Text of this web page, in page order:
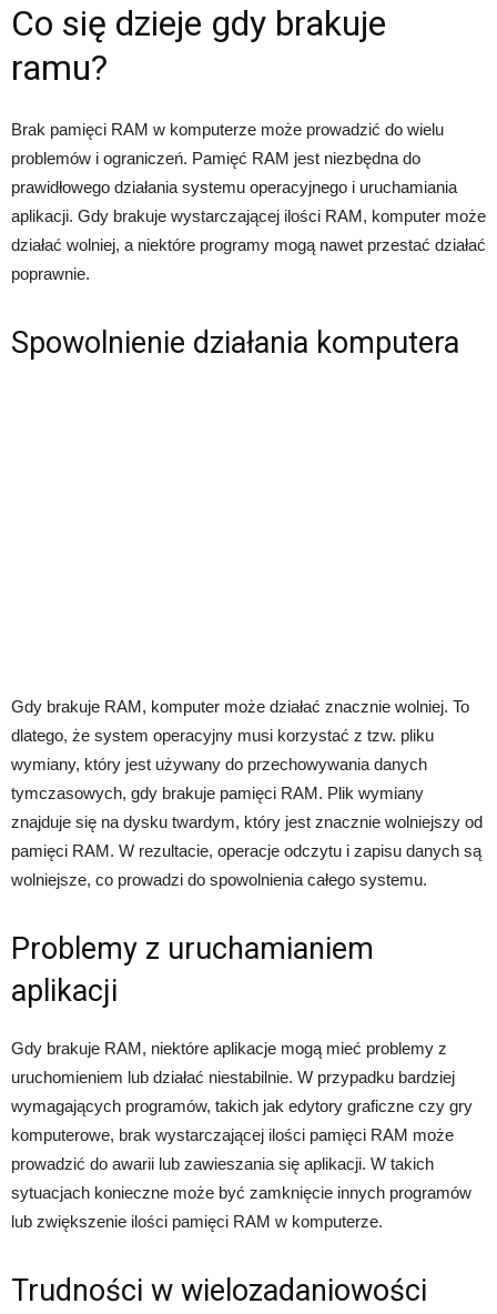
Co się dzieje gdy brakuje
ramu?
Brak pamięci RAM w komputerze może prowadzić do wielu
problemów i ograniczeń. Pamięć RAM jest niezbędna do
prawidłowego działania systemu operacyjnego i uruchamiania
aplikacji. Gdy brakuje wystarczającej ilości RAM, komputer może
działać wolniej, a niektóre programy mogą nawet przestać działać
poprawnie.
Spowolnienie działania komputera
Gdy brakuje RAM, komputer może działać znacznie wolniej. To
dlatego, że system operacyjny musi korzystać z tzw. pliku
wymiany, który jest używany do przechowywania danych
tymczasowych, gdy brakuje pamięci RAM. Plik wymiany
znajduje się na dysku twardym, który jest znacznie wolniejszy od
pamięci RAM. W rezultacie, operacje odczytu i zapisu danych są
wolniejsze, co prowadzi do spowolnienia całego systemu.
Problemy z uruchamianiem
aplikacji
Gdy brakuje RAM, niektóre aplikacje mogą mieć problemy z
uruchomieniem lub działać niestabilnie. W przypadku bardziej
wymagających programów, takich jak edytory graficzne czy gry
komputerowe, brak wystarczającej ilości pamięci RAM może
prowadzić do awarii lub zawieszania się aplikacji. W takich
sytuacjach konieczne może być zamknięcie innych programów
lub zwiększenie ilości pamięci RAM w komputerze.
Trudności w wielozadaniowości